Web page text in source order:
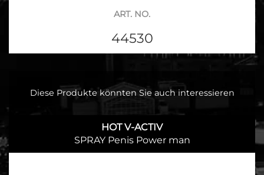
ART. NO.
44530
Diese Produkte könnten Sie auch interessieren
HOT V-ACTIV
SPRAY Penis Power man